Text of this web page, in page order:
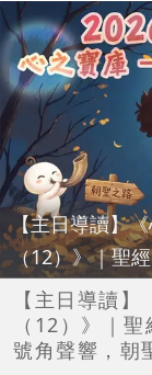
光恩膏的關鍵樞紐！ 新婦教會，
會幕， 一點
成。 現在齊來重溫信息， 藉詩歌天天開口讚美，
迎接超乎想像的豐收復
華 #聖經漫畫
🔉每星期準時
經真理📖 現
https://
💾《心之寶
整信息下載連
https://
✨✨🔎這裡也能
【主日導讀】
（12）》｜聖
【主日導讀
（12）》｜
號角聲響，朝